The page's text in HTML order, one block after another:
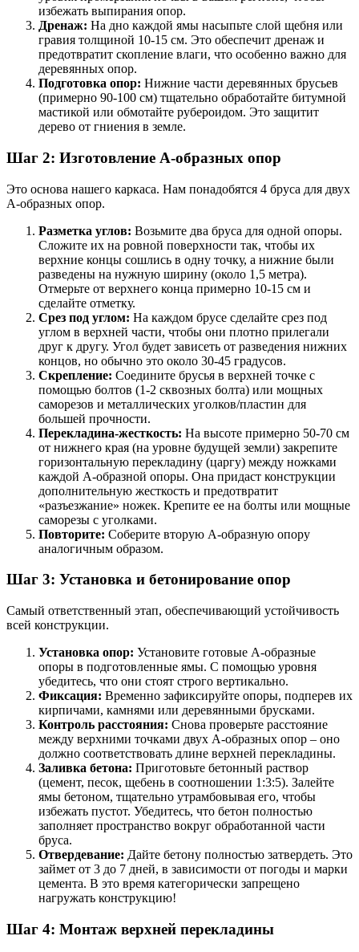
избежать выпирания опор.
Дренаж: На дно каждой ямы насыпьте слой щебня или
гравия толщиной 10-15 см. Это обеспечит дренаж и
предотвратит скопление влаги, что особенно важно для
деревянных опор.
Подготовка опор: Нижние части деревянных брусьев
(примерно 90-100 см) тщательно обработайте битумной
мастикой или обмотайте рубероидом. Это защитит
дерево от гниения в земле.
Шаг 2: Изготовление А-образных опор
Это основа нашего каркаса. Нам понадобятся 4 бруса для двух
А-образных опор.
Разметка углов: Возьмите два бруса для одной опоры.
Сложите их на ровной поверхности так, чтобы их
верхние концы сошлись в одну точку, а нижние были
разведены на нужную ширину (около 1,5 метра).
Отмерьте от верхнего конца примерно 10-15 см и
сделайте отметку.
Срез под углом: На каждом брусе сделайте срез под
углом в верхней части, чтобы они плотно прилегали
друг к другу. Угол будет зависеть от разведения нижних
концов, но обычно это около 30-45 градусов.
Скрепление: Соедините брусья в верхней точке с
помощью болтов (1-2 сквозных болта) или мощных
саморезов и металлических уголков/пластин для
большей прочности.
Перекладина-жесткость: На высоте примерно 50-70 см
от нижнего края (на уровне будущей земли) закрепите
горизонтальную перекладину (царгу) между ножками
каждой А-образной опоры. Она придаст конструкции
дополнительную жесткость и предотвратит
«разъезжание» ножек. Крепите ее на болты или мощные
саморезы с уголками.
Повторите: Соберите вторую А-образную опору
аналогичным образом.
Шаг 3: Установка и бетонирование опор
Самый ответственный этап, обеспечивающий устойчивость
всей конструкции.
Установка опор: Установите готовые А-образные
опоры в подготовленные ямы. С помощью уровня
убедитесь, что они стоят строго вертикально.
Фиксация: Временно зафиксируйте опоры, подперев их
кирпичами, камнями или деревянными брусками.
Контроль расстояния: Снова проверьте расстояние
между верхними точками двух А-образных опор – оно
должно соответствовать длине верхней перекладины.
Заливка бетона: Приготовьте бетонный раствор
(цемент, песок, щебень в соотношении 1:3:5). Залейте
ямы бетоном, тщательно утрамбовывая его, чтобы
избежать пустот. Убедитесь, что бетон полностью
заполняет пространство вокруг обработанной части
бруса.
Отвердевание: Дайте бетону полностью затвердеть. Это
займет от 3 до 7 дней, в зависимости от погоды и марки
цемента. В это время категорически запрещено
нагружать конструкцию!
Шаг 4: Монтаж верхней перекладины